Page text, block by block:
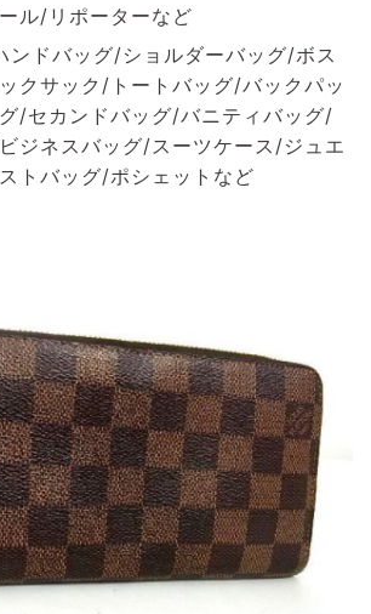
ル/リポーターなど
ンドバッグ/ショルダーバッグ/ボス
クサック/トートバッグ/バックパッ
/セカンドバッグ/バニティバッグ/
ジネスバッグ/スーツケース/ジュエ
トバッグ/ポシェットなど